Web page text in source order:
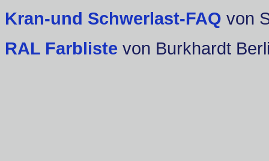
Kran-und Schwerlast-FAQ von
RAL Farbliste von Burkhardt